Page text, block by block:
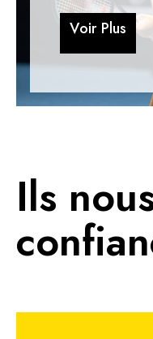
Voir Plus
Voir Plus
Ils